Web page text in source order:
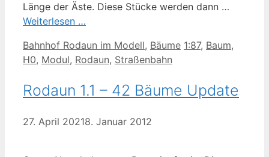
Länge der Äste. Diese Stücke werden dann …
Weiterlesen …
Kategorien
Bahnhof Rodaun im Modell, Bäume Schlagwörter
1:87, Baum,
H0, Modul, Rodaun, Straßenbahn
Rodaun 1.1 – 42 Bäume Update
27. April 20218. Januar 2012